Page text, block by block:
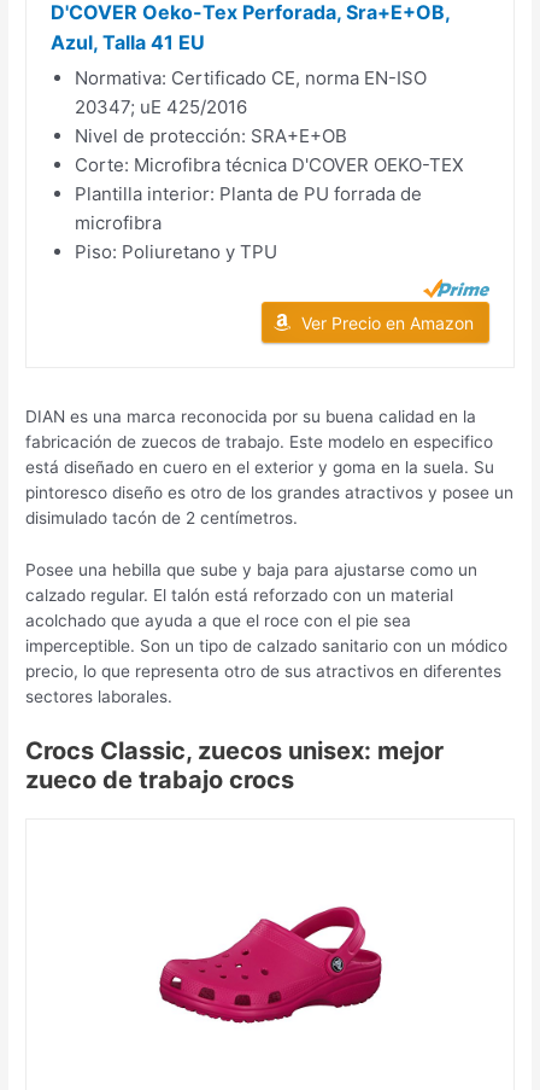
D'COVER Oeko-Tex Perforada, Sra+E+OB,
Azul, Talla 41 EU
Normativa: Certificado CE, norma EN-ISO
20347; uE 425/2016
Nivel de protección: SRA+E+OB
Corte: Microfibra técnica D'COVER OEKO-TEX
Plantilla interior: Planta de PU forrada de
microfibra
Piso: Poliuretano y TPU
Ver Precio en Amazon
DIAN es una marca reconocida por su buena calidad en la
fabricación de zuecos de trabajo. Este modelo en especifico
está diseñado en cuero en el exterior y goma en la suela. Su
pintoresco diseño es otro de los grandes atractivos y posee un
disimulado tacón de 2 centímetros.
Posee una hebilla que sube y baja para ajustarse como un
calzado regular. El talón está reforzado con un material
acolchado que ayuda a que el roce con el pie sea
imperceptible. Son un tipo de calzado sanitario con un módico
precio, lo que representa otro de sus atractivos en diferentes
sectores laborales.
Crocs Classic, zuecos unisex: mejor
zueco de trabajo crocs